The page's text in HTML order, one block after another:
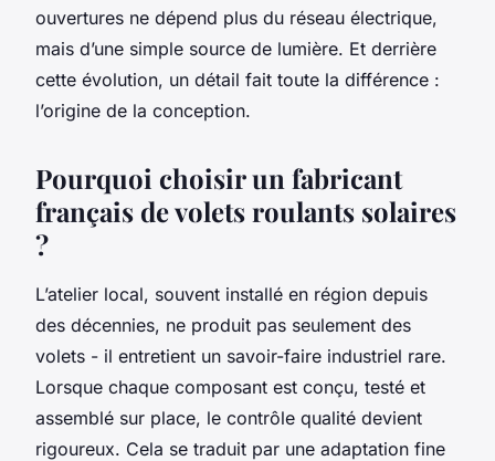
ouvertures ne dépend plus du réseau électrique,
mais d’une simple source de lumière. Et derrière
cette évolution, un détail fait toute la différence :
l’origine de la conception.
Pourquoi choisir un fabricant
français de volets roulants solaires
?
L’atelier local, souvent installé en région depuis
des décennies, ne produit pas seulement des
volets - il entretient un savoir-faire industriel rare.
Lorsque chaque composant est conçu, testé et
assemblé sur place, le contrôle qualité devient
rigoureux. Cela se traduit par une adaptation fine